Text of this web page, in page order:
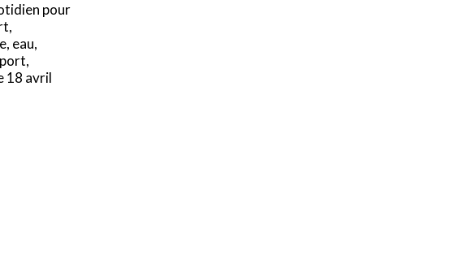
pour
eau,
18 avril